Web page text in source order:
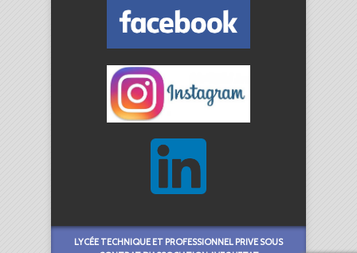
LYCÉE TECHNIQUE ET PROFESSIONNEL PRIVE SOUS